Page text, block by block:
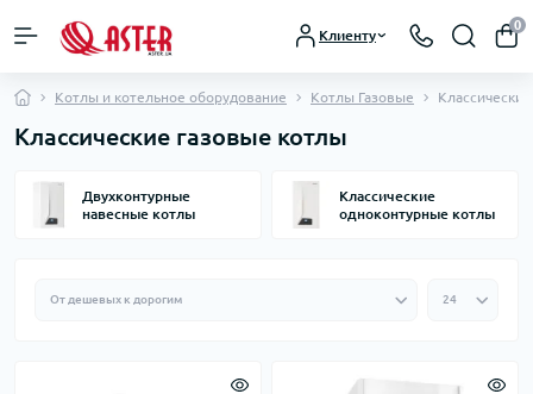
Клиенту
0
Котлы и котельное оборудование Котлы Газовые
Классические газовые котлы
Двухконтурные
навесные котлы
Классические
одноконтурные котлы